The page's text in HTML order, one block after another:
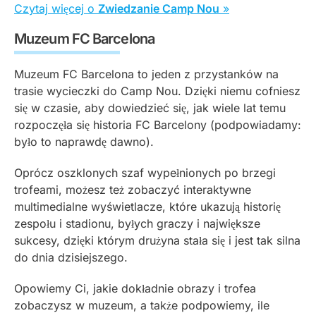
Czytaj więcej o Zwiedzanie Camp Nou »
Muzeum FC Barcelona
Muzeum FC Barcelona to jeden z przystanków na
trasie wycieczki do Camp Nou. Dzięki niemu cofniesz
się w czasie, aby dowiedzieć się, jak wiele lat temu
rozpoczęła się historia FC Barcelony (podpowiadamy:
było to naprawdę dawno).
Oprócz oszklonych szaf wypełnionych po brzegi
trofeami, możesz też zobaczyć interaktywne
multimedialne wyświetlacze, które ukazują historię
zespołu i stadionu, byłych graczy i największe
sukcesy, dzięki którym drużyna stała się i jest tak silna
do dnia dzisiejszego.
Opowiemy Ci, jakie dokładnie obrazy i trofea
zobaczysz w muzeum, a także podpowiemy, ile